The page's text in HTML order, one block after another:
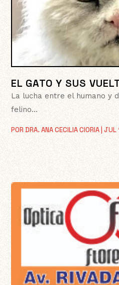
EL GATO Y SUS
PORDRA. ANA CECILIA CIORIA |JUL
La lucha entre el humano y
felino…